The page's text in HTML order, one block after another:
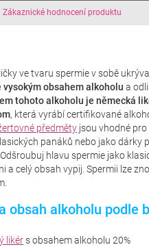
Zákaznické hodnocení produktu
ve tvaru spermie v sobě
vysokým obsahem alkoholu a
tohoto alkoholu je německá
, která vyrábí certifikované
předměty jsou vhodné
panáků nebo jako dárky
hlavu spermie jako
a celý obsah vypij. Spermii lze
obsah alkoholu podle
likérs obsahem alkoholu 20%